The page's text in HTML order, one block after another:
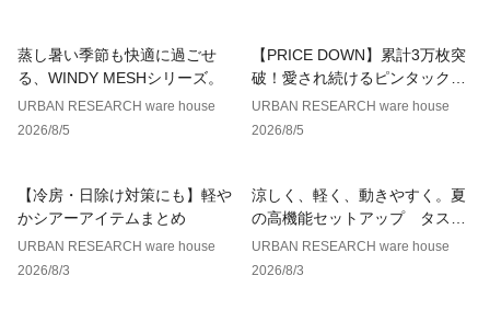
や在庫状況の確認が可能です。
お買い物リストの管理にぜひご利用ください。
素材感
透け感 : なし
光沢 : なし
ポケット : あり
蒸し暑い季節も快適に過ごせ
る、WINDY MESHシリーズ。
URBAN RESEARCH ware house
2026/8/5
【PRICE DOWN】累計3万枚突
破！愛され続けるピンタックレ
ースブラウス
URBAN RESEARCH ware house
2026/8/5
【冷房・日除け対策にも】軽や
かシアーアイテムまとめ
URBAN RESEARCH ware house
2026/8/3
涼しく、軽く、動きやすく。夏
の高機能セットアップ タスラ
ンナイロンシリーズ
URBAN RESEARCH ware house
2026/8/3